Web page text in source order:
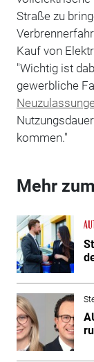
Straße zu
Kauf von
"Wichtig ist
gewerbliche
kommen."
Mehr